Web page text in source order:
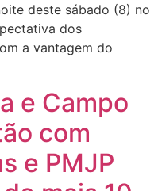
deste sábado (8) no
dos
a vantagem do
e Campo
com
e PMJP